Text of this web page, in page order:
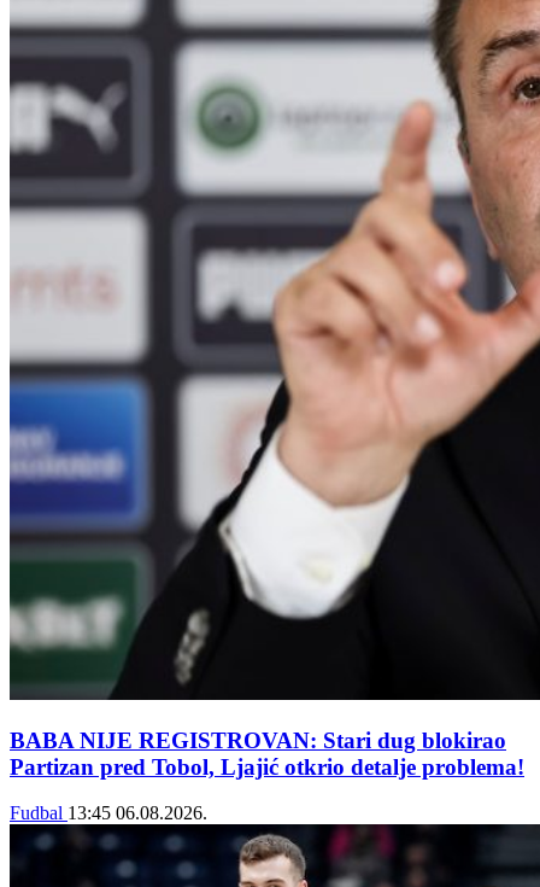
BABA NIJE REGISTROVAN: Stari dug blokirao
Partizan pred Tobol, Ljajić otkrio detalje problema!
Fudbal 13:45 06.08.2026.